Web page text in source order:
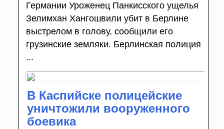
Германии Уроженец Панкисского ущелья
Зелимхан Хангошвили убит в Берлине
выстрелом в голову, сообщили его
грузинские земляки. Берлинская полиция
...
В Каспийске полицейские
уничтожили вооруженного
боевика